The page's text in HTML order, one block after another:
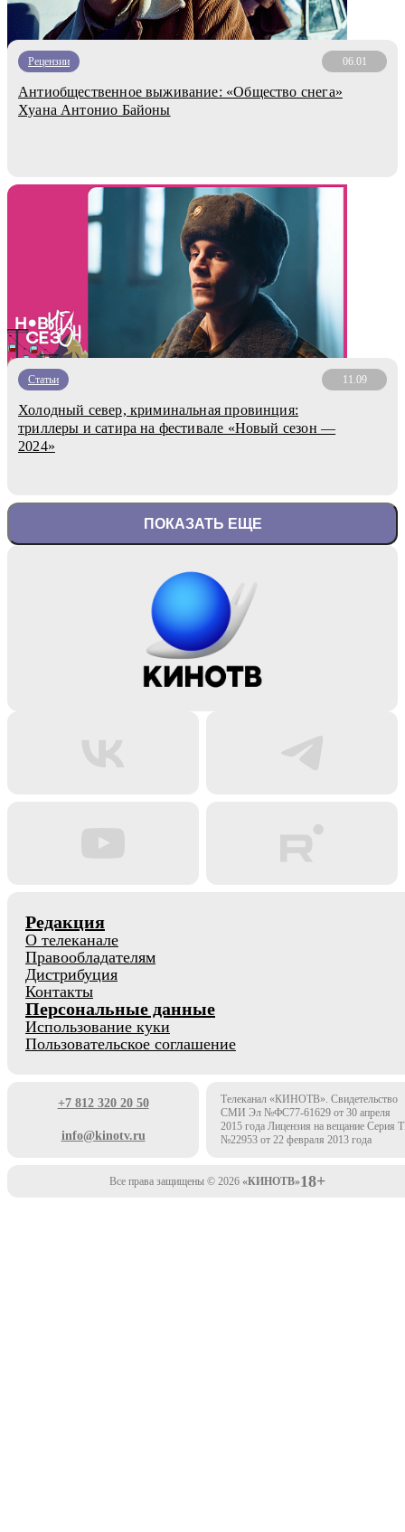
Рецензии 06.01
Антиобщественное выживание: «Общество снега»
Хуана Антонио Байоны
Статьи 11.09
Холодный север, криминальная провинция:
триллеры и сатира на фестивале «Новый сезон —
2024»
ПОКАЗАТЬ ЕЩЕ
Редакция
О телеканале
Правообладателям
Дистрибуция
Контакты
Персональные данные
Использование куки
Пользовательское соглашение
+7 812 320 20 50
info@kinotv.ru
Телеканал «КИНОТВ». Свидетельство
СМИ Эл №ФС77-61629 от 30 апреля
2015 года Лицензия на вещание Серия
№22953 от 22 февраля 2013 года
Все права защищены © 2026 «КИНОТВ»18+